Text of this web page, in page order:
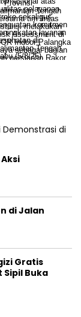
di Jalan
Gratis
Sipil Buka